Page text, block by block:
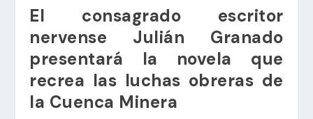
El consagrado escritor
nervense Julián Granado
presentará la novela que
recrea las luchas obreras de
la Cuenca Minera